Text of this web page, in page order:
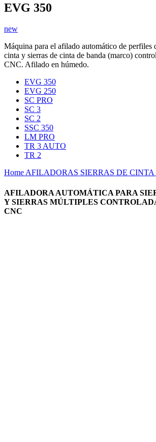
EVG 350
new
Máquina para el afilado automático de perfiles
cinta y sierras de cinta de banda (marco)
CNC. Afilado en húmedo.
EVG 350
EVG 250
SC PRO
SC 3
SC 2
SSC 350
LM PRO
TR 3 AUTO
TR 2
HomeAFILADORAS SIERRAS DE CINTA
AFILADORA AUTOMÁTICA PARA
Y SIERRAS MÚLTIPLES
CNC